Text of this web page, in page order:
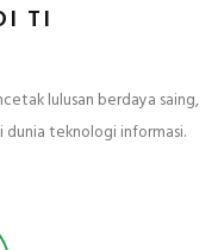
TI
lulusan berdaya saing,
dunia teknologi informasi.